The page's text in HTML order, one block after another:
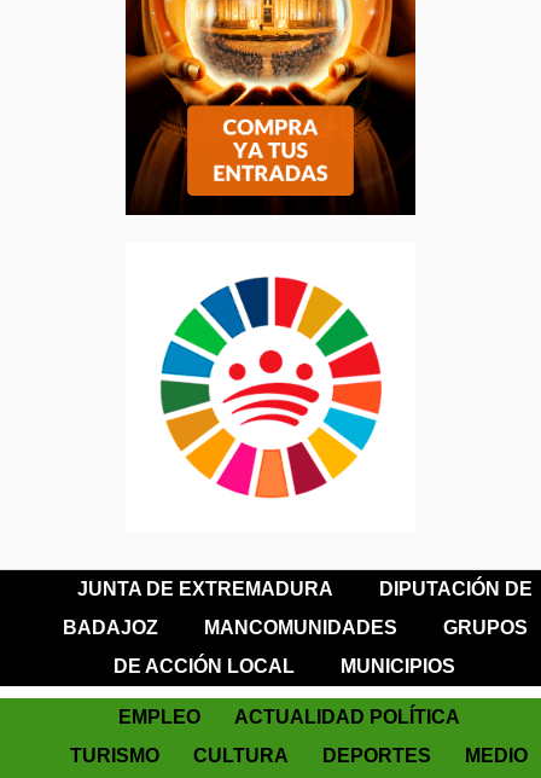
JUNTA DE EXTREMADURA
DIPUTACIÓN DE
BADAJOZ
MANCOMUNIDADES
GRUPOS
DE ACCIÓN LOCAL
MUNICIPIOS
EMPLEO
ACTUALIDAD POLÍTICA
TURISMO
CULTURA DEPORTES
MEDIO